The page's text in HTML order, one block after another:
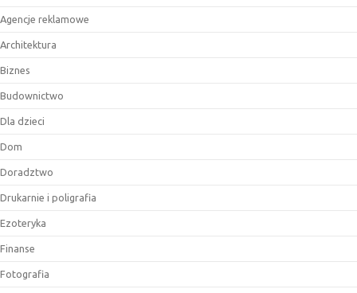
Agencje reklamowe
Architektura
Biznes
Budownictwo
Dla dzieci
Dom
Doradztwo
Drukarnie i poligrafia
Ezoteryka
Finanse
Fotografia